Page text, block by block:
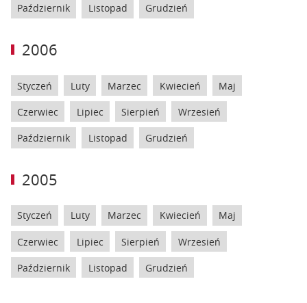
Październik Listopad Grudzień
2006
Styczeń Luty Marzec Kwiecień Maj
Czerwiec Lipiec Sierpień Wrzesień
Październik Listopad Grudzień
2005
Styczeń Luty Marzec Kwiecień Maj
Czerwiec Lipiec Sierpień Wrzesień
Październik Listopad Grudzień